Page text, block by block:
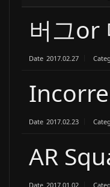
버그or
Date 2017.02.27
Date 2017.02.23
AR
Date 2017.01.02